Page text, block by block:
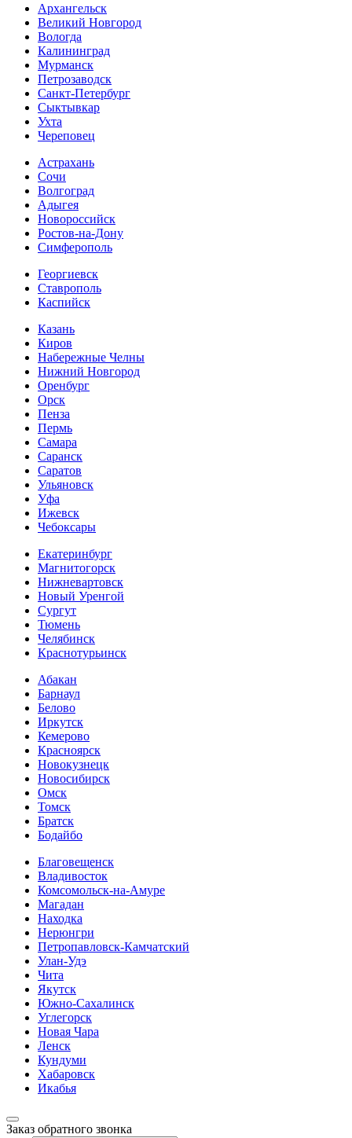
Архангельск
Великий Новгород
Вологда
Калининград
Мурманск
Петрозаводск
Санкт-Петербург
Сыктывкар
Ухта
Череповец
Астрахань
Сочи
Волгоград
Адыгея
Новороссийск
Ростов-на-Дону
Симферополь
Георгиевск
Ставрополь
Каспийск
Казань
Киров
Набережные Челны
Нижний Новгород
Оренбург
Орск
Пенза
Пермь
Самара
Саранск
Саратов
Ульяновск
Уфа
Ижевск
Чебоксары
Екатеринбург
Магнитогорск
Нижневартовск
Новый Уренгой
Сургут
Тюмень
Челябинск
Краснотурьинск
Абакан
Барнаул
Белово
Иркутск
Кемерово
Красноярск
Новокузнецк
Новосибирск
Омск
Томск
Братск
Бодайбо
Благовещенск
Владивосток
Комсомольск-на-Амуре
Магадан
Находка
Нерюнгри
Петропавловск-Камчатский
Улан-Удэ
Чита
Якутск
Южно-Сахалинск
Углегорск
Новая Чара
Ленск
Кундуми
Хабаровск
Икабья
Заказ обратного звонка